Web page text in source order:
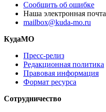
Сообщить об ошибке
Наша электронная почта
mailbox@kuda-mo.ru
КудаМО
Пресс-релиз
Редакционная политика
Правовая информация
Формат ресурса
Сотрудничество